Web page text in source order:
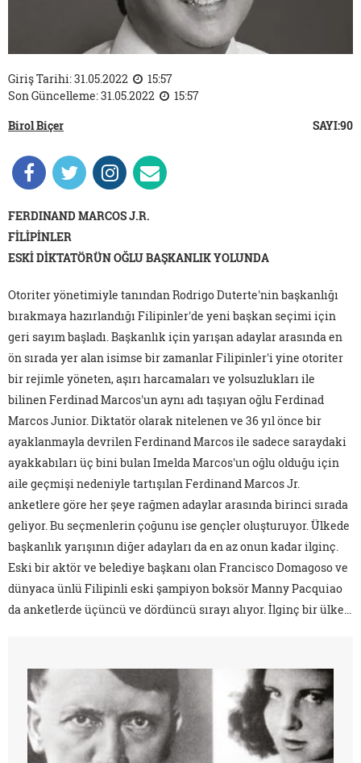
Giriş Tarihi: 31.05.2022
15:57
Son Güncelleme: 31.05.2022
15:57
Birol Biçer
SAYI:90
FERDINAND MARCOS J.R.
FİLİPİNLER
ESKİ DİKTATÖRÜN OĞLU BAŞKANLIK YOLUNDA
Otoriter yönetimiyle tanından Rodrigo Duterte'nin başkanlığı
bırakmaya hazırlandığı Filipinler'de yeni başkan seçimi için
geri sayım başladı. Başkanlık için yarışan adaylar arasında en
ön sırada yer alan isimse bir zamanlar Filipinler'i yine otoriter
bir rejimle yöneten, aşırı harcamaları ve yolsuzlukları ile
bilinen Ferdinad Marcos'un aynı adı taşıyan oğlu Ferdinad
Marcos Junior. Diktatör olarak nitelenen ve 36 yıl önce bir
ayaklanmayla devrilen Ferdinand Marcos ile sadece saraydaki
ayakkabıları üç bini bulan Imelda Marcos'un oğlu olduğu için
aile geçmişi nedeniyle tartışılan Ferdinand Marcos Jr.
anketlere göre her şeye rağmen adaylar arasında birinci sırada
geliyor. Bu seçmenlerin çoğunu ise gençler oluşturuyor. Ülkede
başkanlık yarışının diğer adayları da en az onun kadar ilginç.
Eski bir aktör ve belediye başkanı olan Francisco Domagoso ve
dünyaca ünlü Filipinli eski şampiyon boksör Manny Pacquiao
da anketlerde üçüncü ve dördüncü sırayı alıyor. İlginç bir ülke...